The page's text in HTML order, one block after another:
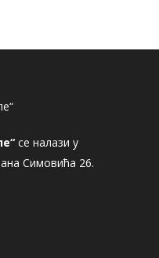
се налази у
Симовића 26.